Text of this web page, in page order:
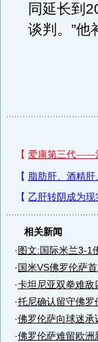
同延长到
谈判。”他
相关新闻
·图文:国际米兰3-1
·国米VS佛罗伦萨
·卡坦尼亚双拳难敌
·托尼确认留守佛
·佛罗伦萨向球迷
·佛罗伦萨难留欧